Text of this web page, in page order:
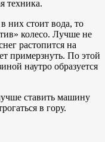
техника.
них стоит вода, то
колесо. Лучше не
растопится на
примерзнуть. По этой
наутро образуется
ставить машину
в гору.